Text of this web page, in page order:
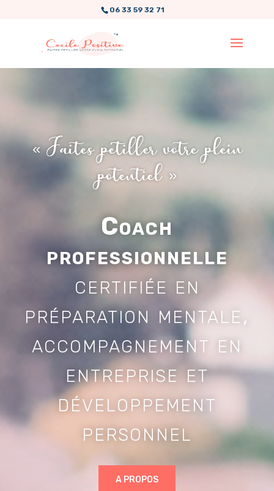
06 33 59 32 71
« Faites pétiller votre plein
potentiel »
Coach
professionnelle
certifiée en
préparation mentale,
accompagnement en
entreprise et
développement
personnel
A PROPOS